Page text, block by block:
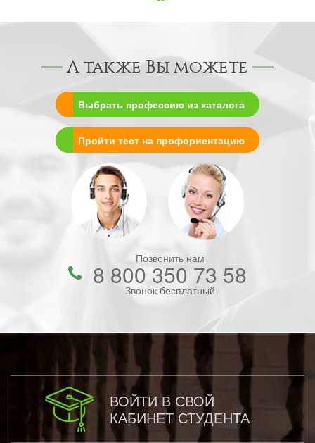
А также Вы можете
Выбрать профессию из каталога
Пройти тест на профориентацию
Позвонить нам
8 800 350 73 58
Звонок бесплатный
ВОЙТИ В СВОЙ
КАБИНЕТ СТУДЕНТА